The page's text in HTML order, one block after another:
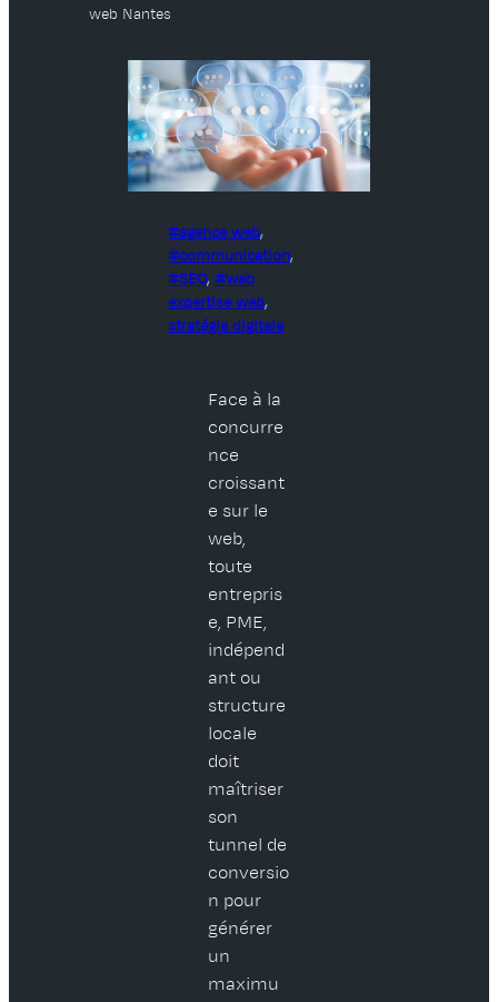
web Nantes
agence web
communication
SEO,
web
expertise web
stratégie digitale
Face à la
concurre
nce
croissant
e sur le
web,
toute
entrepris
e, PME,
indépend
ant ou
structure
locale
doit
maîtriser
son
tunnel de
conversio
n pour
générer
un
maximu